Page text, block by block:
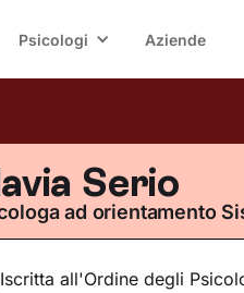
Psicologi Aziende
Serio
ad orientamento
Iscritta all'Ordine degli